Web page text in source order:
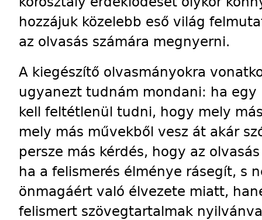
hozzájuk közelebb eső világ
az olvasás számára megnyerni.
A kiegészítő olvasmányokra
ugyanezt tudnám mondani: ha
kell feltétlenül tudni, hogy mely
mely más művekből vesz át akár
persze más kérdés, hogy az
ha a felismerés élménye rásegít, s
önmagáért való élvezete miatt,
felismert szövegtartalmak